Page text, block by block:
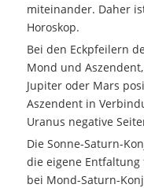
miteinander. Daher
Horoskop.
Bei den Eckpfeilern
Mond und
Jupiter oder Mars
Aszendent in
Uranus negative
Die Sonne-Saturn-
die eigene
bei Mond-Saturn-